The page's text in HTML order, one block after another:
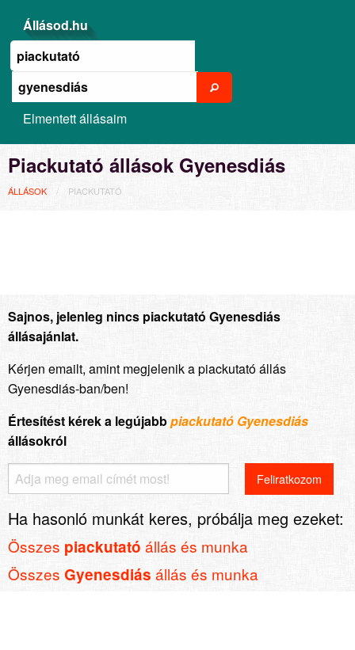
Állásod.hu
Elmentett állásaim
Piackutató állások Gyenesdiás
ÁLLÁSOK PIACKUTATÓ
Sajnos, jelenleg nincs piackutató Gyenesdiás
állásajánlat.
Kérjen emailt, amint megjelenik a piackutató állás
Gyenesdiás-ban/ben!
Értesítést kérek a legújabbpiackutató Gyenesdiás
állásokról
Ha hasonló munkát keres, próbálja meg ezeket:
Összes piackutató állás és munka
Összes Gyenesdiás állás és munka